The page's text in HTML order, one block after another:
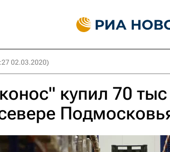
02.03.2020)
купил 70